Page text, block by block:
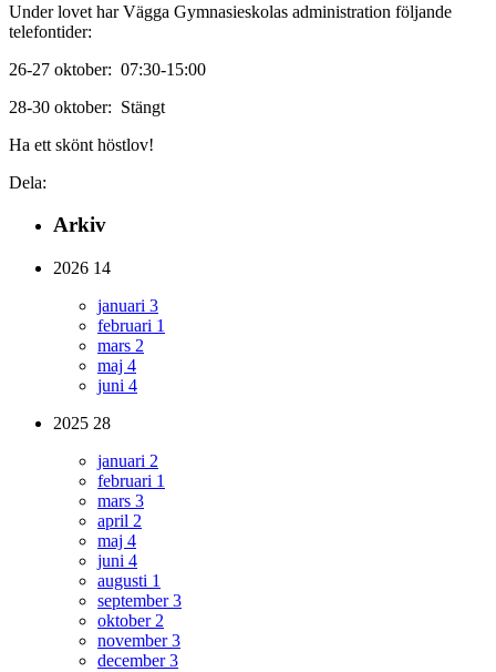
Under lovet har Vägga Gymnasieskolas administration följande
telefontider:
26-27 oktober: 07:30-15:00
28-30 oktober: Stängt
Ha ett skönt höstlov!
Dela:
Arkiv
2026 14
januari 3
februari 1
mars 2
maj 4
juni 4
2025 28
januari 2
februari 1
mars 3
april 2
maj 4
juni 4
augusti 1
september3
oktober 2
november3
december3